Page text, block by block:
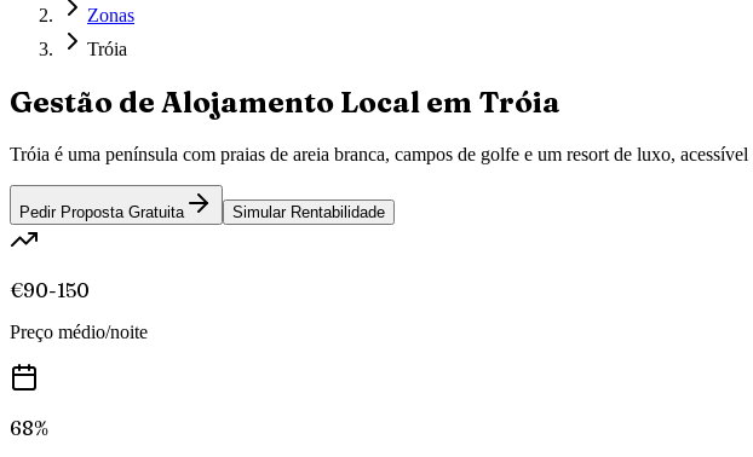
Zonas
Tróia
Gestão de Alojamento Local em Tróia
Tróia é uma península com praias de areia branca, campos de golfe e um resort de luxo,
Pedir Proposta Gratuita Simular Rentabilidade
€90-150
Preço médio/noite
68%